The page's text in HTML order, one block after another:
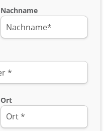
Nachname
Ort